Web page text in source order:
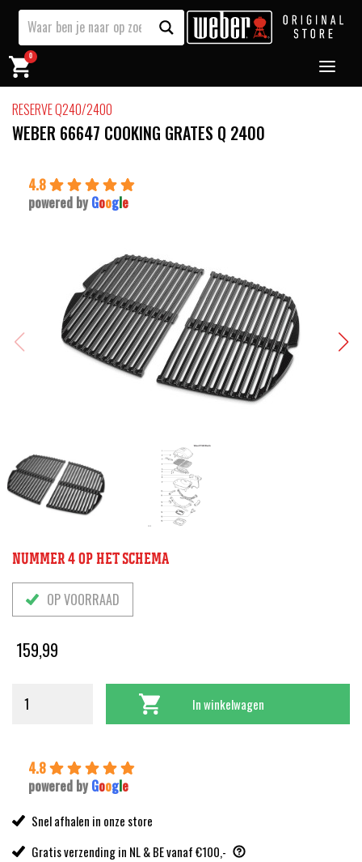
0
RESERVE Q240/2400
WEBER 66647 COOKING GRATES Q 2400
4.8
powered by Google
NUMMER 4 OP HET SCHEMA
OP VOORRAAD
159,99
In winkelwagen
4.8
powered by Google
Snel afhalen in onze store
Gratis verzending in NL & BE vanaf €100,-